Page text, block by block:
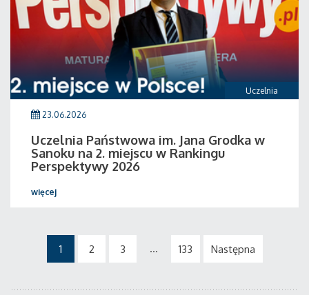
Uczelnia
23.06.2026
Uczelnia Państwowa im. Jana Grodka w
Sanoku na 2. miejscu w Rankingu
Perspektywy 2026
więcej
1 2 3 ... 133 Następna